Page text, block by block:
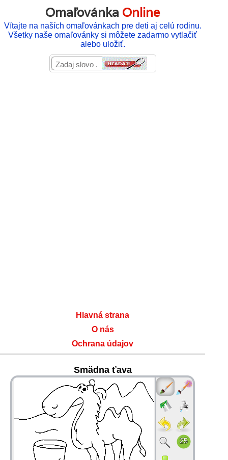
Omaľovánka Online
Vítajte na naších omaľovánkach pre deti aj celú rodinu.
Všetky naše omaľovánky si môžete zadarmo vytlačiť
alebo uložiť.
Hlavná strana
O nás
Ochrana údajov
Smädna ťava